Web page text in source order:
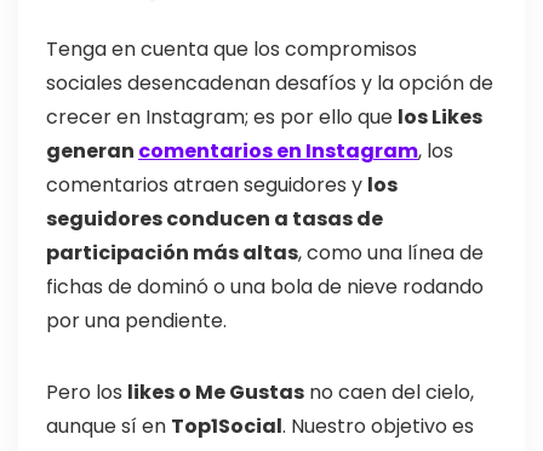
Tenga en cuenta que los compromisos
sociales desencadenan desafíos y la opción de
crecer en Instagram; es por ello que los Likes
generan comentarios en Instagram, los
comentarios atraen seguidores y los
seguidores conducen a tasas de
participación más altas, como una línea de
fichas de dominó o una bola de nieve rodando
por una pendiente.
Pero los likes o Me Gustasno caen del cielo,
aunque sí en Top1Social. Nuestro objetivo es